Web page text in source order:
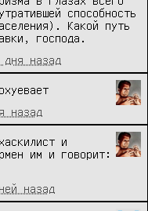
способность
Какой путь
господа.
дня назад
назад
и
им и говорит:
назад